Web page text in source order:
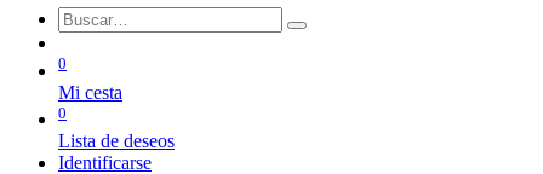
0
Mi cesta
0
Lista de deseos
Identificarse